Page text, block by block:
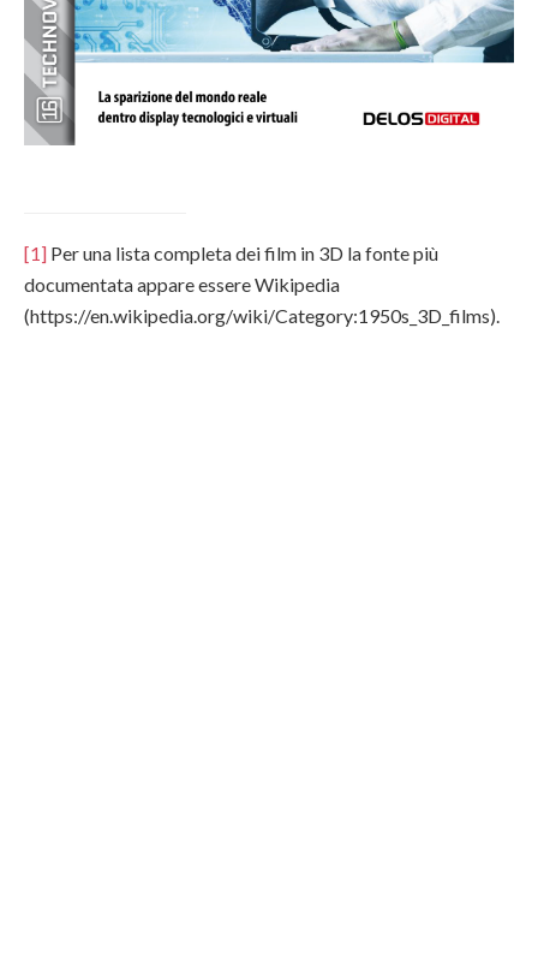
[1] Per una lista completa dei film in 3D la fonte più
documentata appare essere Wikipedia
(https://en.wikipedia.org/wiki/Category:1950s_3D_films).